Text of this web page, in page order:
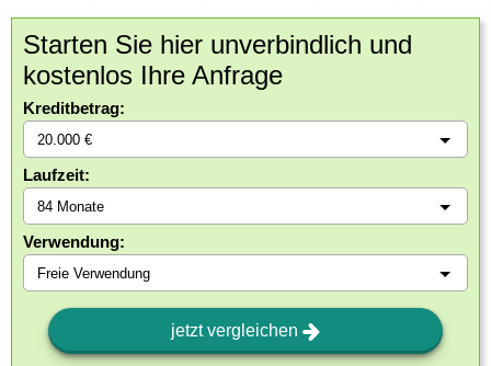
Starten Sie hier unverbindlich und
kostenlos Ihre Anfrage
Kreditbetrag:
Laufzeit:
Verwendung:
jetzt vergleichen